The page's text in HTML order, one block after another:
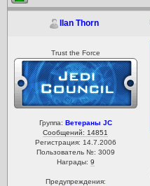
Ilan Thorn
Trust the Force
Группа: Ветераны JC
Сообщений: 14851
Регистрация: 14.7.2006
Пользователь №: 3009
Награды: 9
Предупреждения: